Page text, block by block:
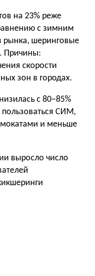
на 23% реже
с зимним
рынка, шеринговые
Причины:
скорости
зон в городах.
с 80−85%
СИМ,
и меньше
выросло число